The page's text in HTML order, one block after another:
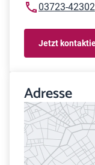
03723-42302
Jetzt
Adresse